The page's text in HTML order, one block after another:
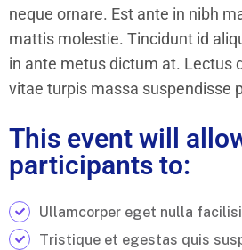
neque ornare. Est ante in nibh
mattis molestie. Tincidunt id
in ante metus dictum at. Lectus
vitae turpis massa suspendisse
This event will
participants to:
Ullamcorper eget nulla
Tristique et egestas quis